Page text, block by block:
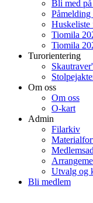
Bli med
Huskeliste
Tiomila
Tiomila
Turorientering
Om oss
Om oss
O-kart
Admin
Filarkiv
Utvalg og
Bli medlem